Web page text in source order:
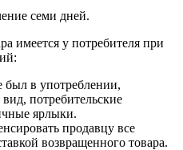
семи дней.
имеется у потребителя при
в употреблении,
потребительские
ярлыки.
продавцу все
возвращенного товара.